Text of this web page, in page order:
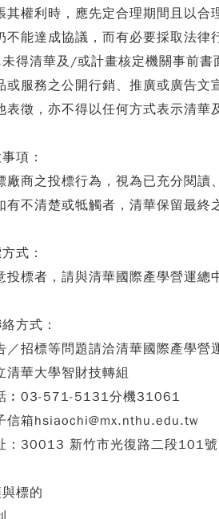
其權利時，應先定合理期間且以合
不能達成協議，而有必要採取法律
得清華及/或計畫核定機關事前書
或服務之公開行銷、推廣或廣告
表徵，亦不得以任何方式表示清華
項：
廠商之投標行為，視為已充分閱讀
有不清楚或牴觸者，清華保留最終
式：
投標者，請與清華國際產學營運總
方式：
／招標等問題請洽清華國際產學營
清華大學智財技轉組
︰03-571-5131分機31061
信箱hsiaochi@mx.nthu.edu.tw
：30013 新竹市光復路二段101號
標的